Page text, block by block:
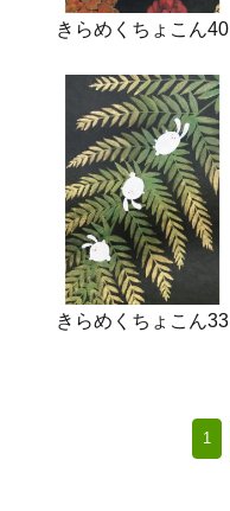
きらめくちょこん40
きらめくちょこん33
1